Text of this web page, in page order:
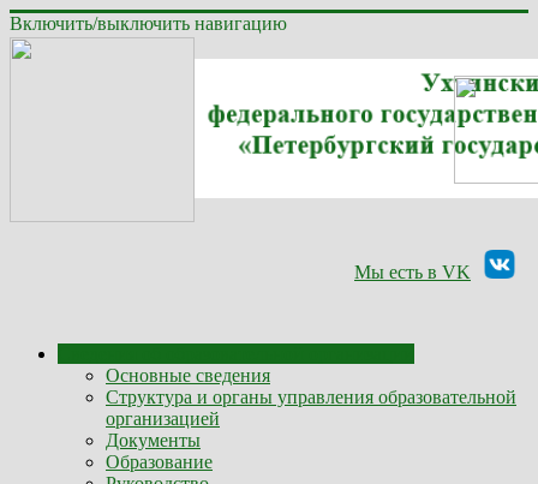
Включить/выключить навигацию
Мы есть в VK
Основные сведения
Структура и органы управления образовательной
организацией
Документы
Образование